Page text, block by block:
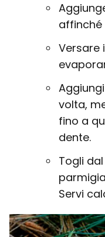
affinché
Versare
volta,
fino a
dente.
Togli
Servi